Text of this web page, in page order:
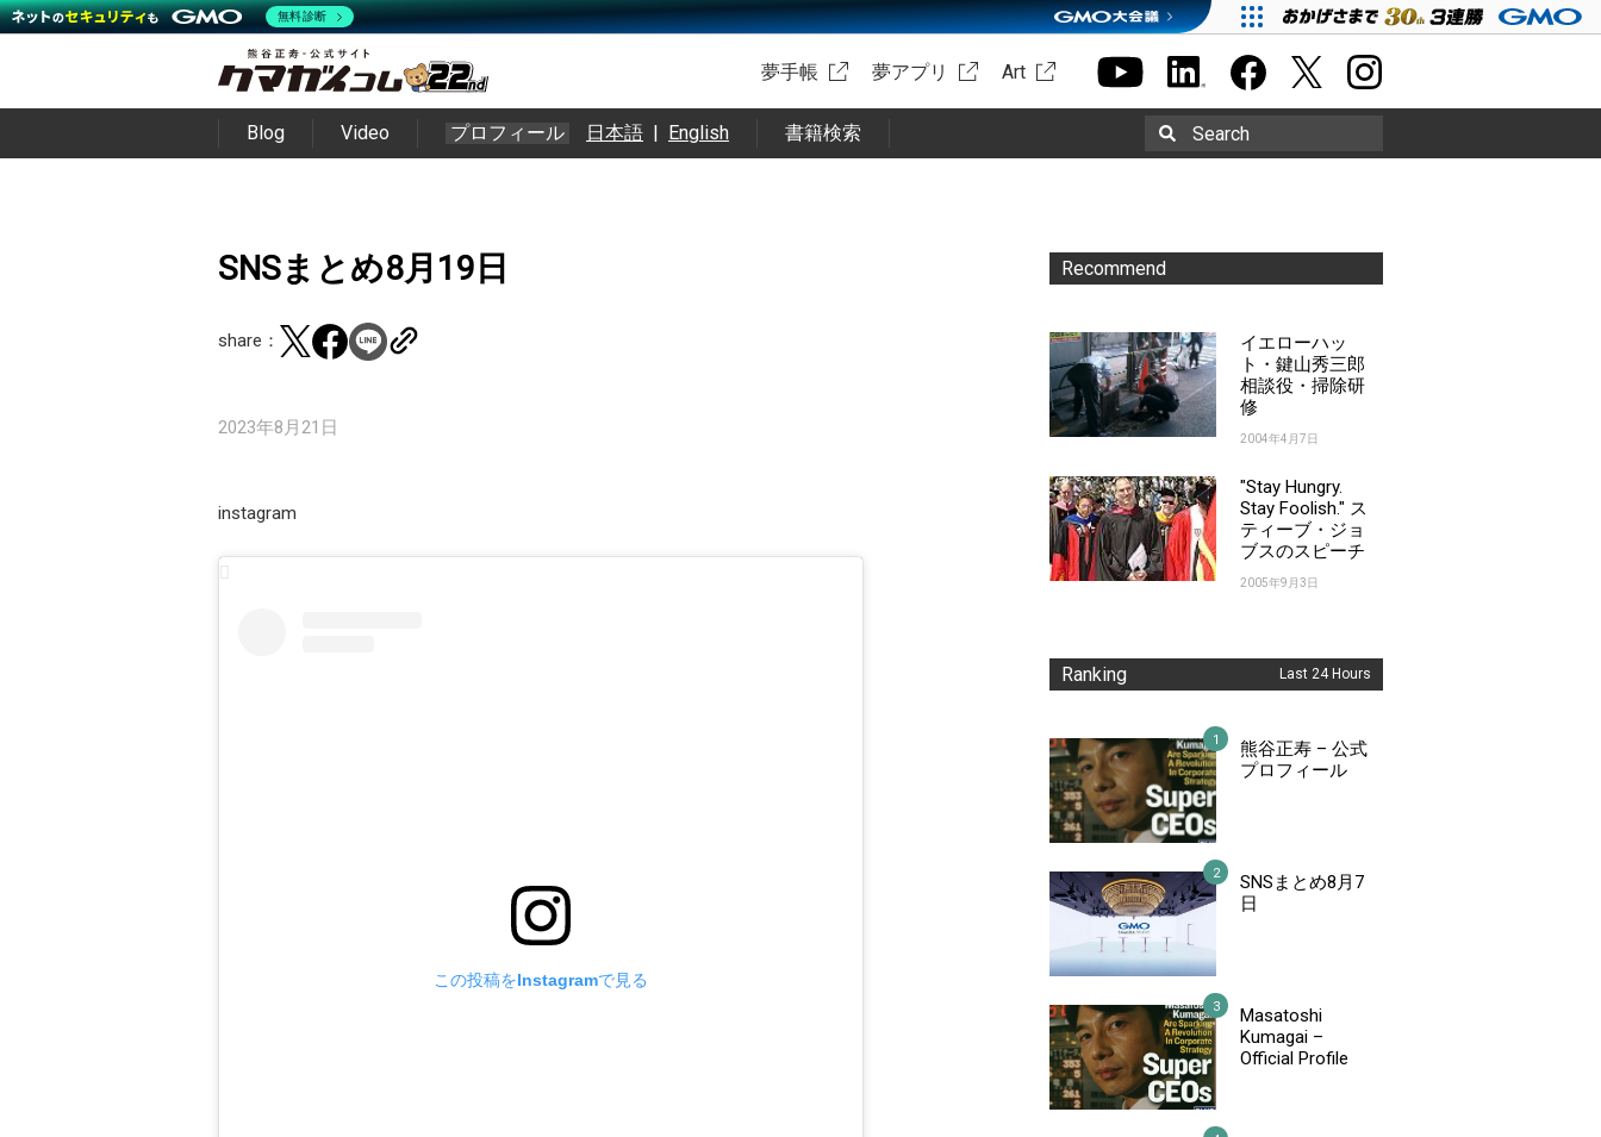
夢手帳 夢アプリ Art
Blog Video プロフィール 日本語 | English 書籍検索 Search
SNSまとめ8月19日
share：
2023年8月21日
instagram
この投稿をInstagramで見る
Recommend
イエローハッ
ト・鍵山秀三郎
相談役・掃除研
修
2004年4月7日
"Stay Hungry.
Stay Foolish." ス
ティーブ・ジョ
ブスのスピーチ
2005年9月3日
Ranking Last 24 Hours
熊谷正寿 – 公式
プロフィール
SNSまとめ8月7
日
Masatoshi
Kumagai –
Official Profile
無料診断